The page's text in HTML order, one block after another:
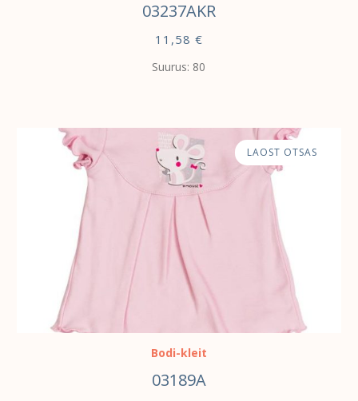
03237AKR
11,58 €
Suurus: 80
LAOST OTSAS
Bodi-kleit
03189A